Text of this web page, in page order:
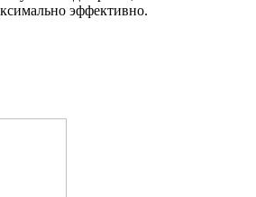
эффективно.